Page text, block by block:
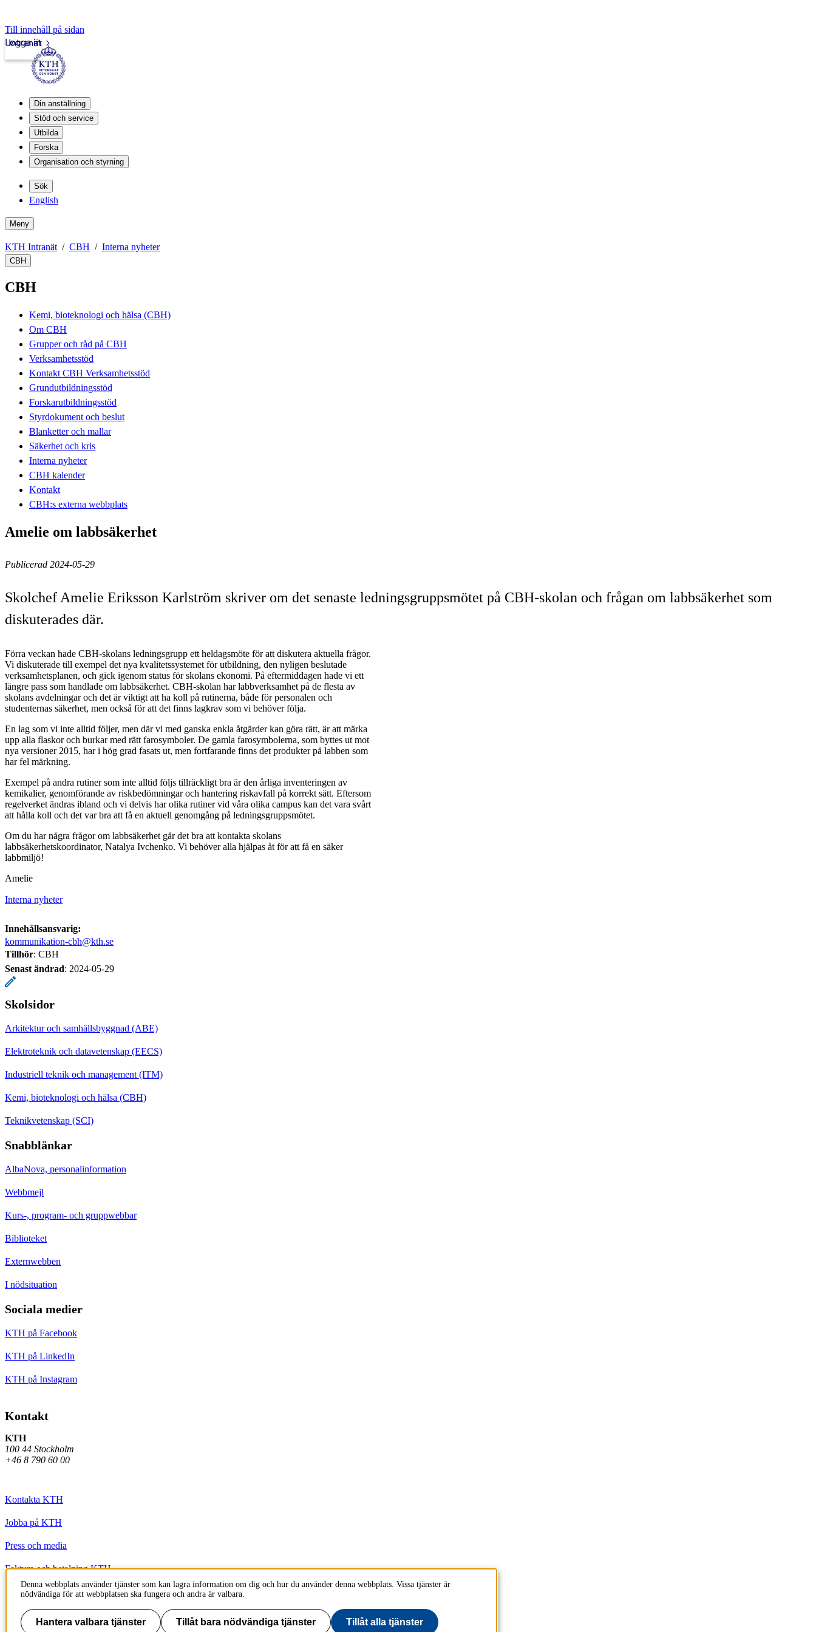
Till innehåll på sidan
Intranät
Logga in
Din anställning
Stöd och service
Utbilda
Forska
Organisation och styrning
Sök
English
Meny
KTH Intranät CBH Interna nyheter
CBH
CBH
Kemi, bioteknologi och hälsa (CBH)
Om CBH
Grupper och råd på CBH
Verksamhetsstöd
Kontakt CBH Verksamhetsstöd
Grundutbildningsstöd
Forskarutbildningsstöd
Styrdokument och beslut
Blanketter och mallar
Säkerhet och kris
Interna nyheter
CBH kalender
Kontakt
CBH:s externa webbplats
Amelie om labbsäkerhet
Publicerad 2024-05-29
Skolchef Amelie Eriksson Karlström skriver om det senaste ledningsgruppsmötet på CBH-skolan och frågan om labbsäkerhet som
diskuterades där.
Förra veckan hade CBH-skolans ledningsgrupp ett heldagsmöte för att diskutera aktuella frågor.
Vi diskuterade till exempel det nya kvalitetssystemet för utbildning, den nyligen beslutade
verksamhetsplanen, och gick igenom status för skolans ekonomi. På eftermiddagen hade vi ett
längre pass som handlade om labbsäkerhet. CBH-skolan har labbverksamhet på de flesta av
skolans avdelningar och det är viktigt att ha koll på rutinerna, både för personalen och
studenternas säkerhet, men också för att det finns lagkrav som vi behöver följa.
En lag som vi inte alltid följer, men där vi med ganska enkla åtgärder kan göra rätt, är att märka
upp alla flaskor och burkar med rätt farosymboler. De gamla farosymbolerna, som byttes ut mot
nya versioner 2015, har i hög grad fasats ut, men fortfarande finns det produkter på labben som
har fel märkning.
Exempel på andra rutiner som inte alltid följs tillräckligt bra är den årliga inventeringen av
kemikalier, genomförande av riskbedömningar och hantering riskavfall på korrekt sätt. Eftersom
regelverket ändras ibland och vi delvis har olika rutiner vid våra olika campus kan det vara svårt
att hålla koll och det var bra att få en aktuell genomgång på ledningsgruppsmötet.
Om du har några frågor om labbsäkerhet går det bra att kontakta skolans
labbsäkerhetskoordinator, Natalya Ivchenko. Vi behöver alla hjälpas åt för att få en säker
labbmiljö!
Amelie
Interna nyheter
Innehållsansvarig:
kommunikation-cbh@kth.se
Tillhör: CBH
Senast ändrad: 2024-05-29
Skolsidor
Arkitektur och samhällsbyggnad (ABE)
Elektroteknik och datavetenskap (EECS)
Industriell teknik och management (ITM)
Kemi, bioteknologi och hälsa (CBH)
Teknikvetenskap (SCI)
Snabblänkar
AlbaNova, personalinformation
Webbmejl
Kurs-, program- och gruppwebbar
Biblioteket
Externwebben
I nödsituation
Sociala medier
KTH på Facebook
KTH på LinkedIn
KTH på Instagram
Kontakt
KTH
100 44 Stockholm
+46 8 790 60 00
Kontakta KTH
Jobba på KTH
Press och media
Faktura och betalning KTH
Om KTH:s webbplatser
Tillgänglighetsredogörelse
Denna webbplats använder tjänster som kan lagra information om dig och hur du använder denna webbplats. Vissa tjänster är
nödvändiga för att webbplatsen ska fungera och andra är valbara.
Hantera valbara tjänster Tillåt bara nödvändiga tjänster Tillåt alla tjänster